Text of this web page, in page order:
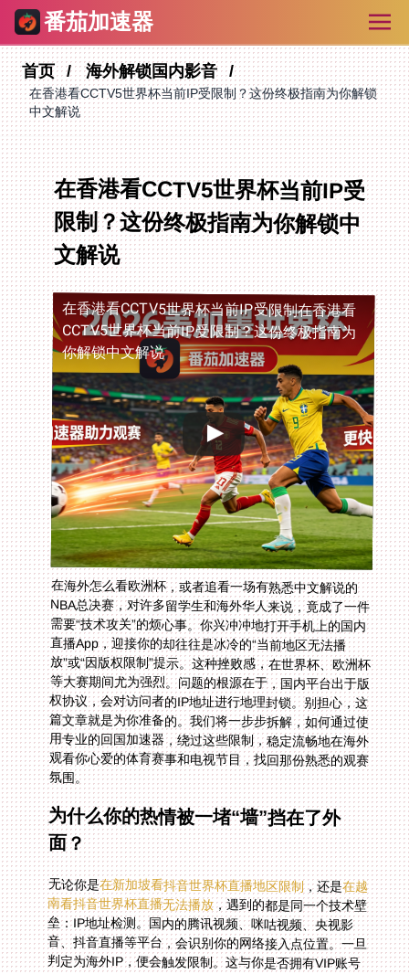
番茄加速器
首页 海外解锁国内影音
在香港看CCTV5世界杯当前IP受限制？这份终极指南为你解锁
中文解说
在香港看CCTV5世界杯当前IP受
限制？这份终极指南为你解锁中
文解说
在香港看CCTV5世界杯当前IP受限制在香港看
CCTV5世界杯当前IP受限制？这份终极指南为
你解锁中文解说
在海外怎么看欧洲杯，或者追看一场有熟悉中文解说的
NBA总决赛，对许多留学生和海外华人来说，竟成了一件
需要“技术攻关”的烦心事。你兴冲冲地打开手机上的国内
直播App，迎接你的却往往是冰冷的“当前地区无法播
放”或“因版权限制”提示。这种挫败感，在世界杯、欧洲杯
等大赛期间尤为强烈。问题的根源在于，国内平台出于版
权协议，会对访问者的IP地址进行地理封锁。别担心，这
篇文章就是为你准备的。我们将一步步拆解，如何通过使
用专业的回国加速器，绕过这些限制，稳定流畅地在海外
观看你心爱的体育赛事和电视节目，找回那份熟悉的观赛
氛围。
为什么你的热情被一堵“墙”挡在了外
面？
无论你是在新加坡看抖音世界杯直播地区限制，还是在越
南看抖音世界杯直播无法播放，遇到的都是同一个技术壁
垒：IP地址检测。国内的腾讯视频、咪咕视频、央视影
音、抖音直播等平台，会识别你的网络接入点位置。一旦
判定为海外IP，便会触发限制。这与你是否拥有VIP账号
无关，纯粹是地理位置的问题。简单来说，你需要一个工
具，让你的网络“看起来”像是从国内发出的访问请求。这